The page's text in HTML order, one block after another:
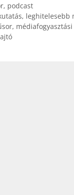
, podcast
, leghitelesebb
, médiafogyasztási